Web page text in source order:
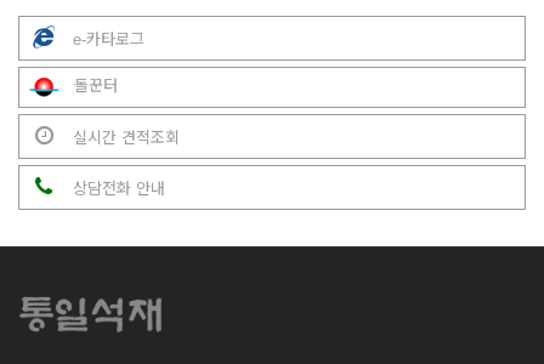
e-카타로그
돌꾼터
실시간 견적조회
상담전화 안내